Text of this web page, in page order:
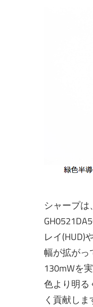
シャープは
レイ(HUD)
幅が拡がっ
130mWを
色より明る
く貢献し